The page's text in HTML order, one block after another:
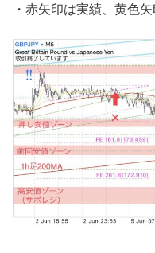
・赤矢印は実績、黄色矢